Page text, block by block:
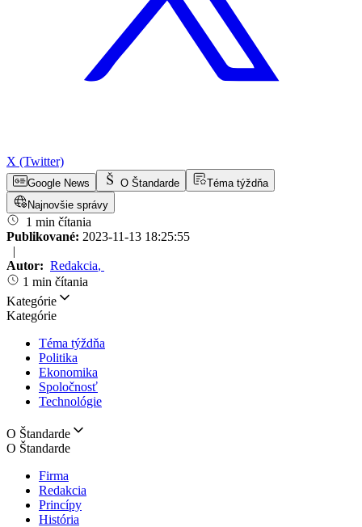
X (Twitter)
Google News O Štandarde
Téma týždňa
Najnovšie správy
1 min čítania
Publikované: 2023-11-13 18:25:55
|
Autor: Redakcia,
1 min čítania
Kategórie
Kategórie
Téma týždňa
Politika
Ekonomika
Spoločnosť
Technológie
O Štandarde
O Štandarde
Firma
Redakcia
Princípy
História